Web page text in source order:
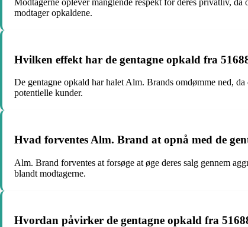
Modtagerne oplever manglende respekt for deres privatliv,
modtager opkaldene.
Hvilken effekt har de gentagne opkald fra
De gentagne opkald har halet Alm. Brands omdømme ned,
potentielle kunder.
Hvad forventes Alm. Brand at opnå med de
Alm. Brand forventes at forsøge at øge deres salg gennem
blandt modtagerne.
Hvordan påvirker de gentagne opkald fra